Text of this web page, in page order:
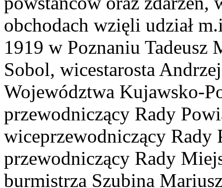
obchodach wzięli udział
1919 w Poznaniu Tadeusz
Sobol, wicestarosta
Województwa Kujawsko-
przewodniczący Rady
wiceprzewodniczący
przewodniczący Rady
burmistrza Szubina